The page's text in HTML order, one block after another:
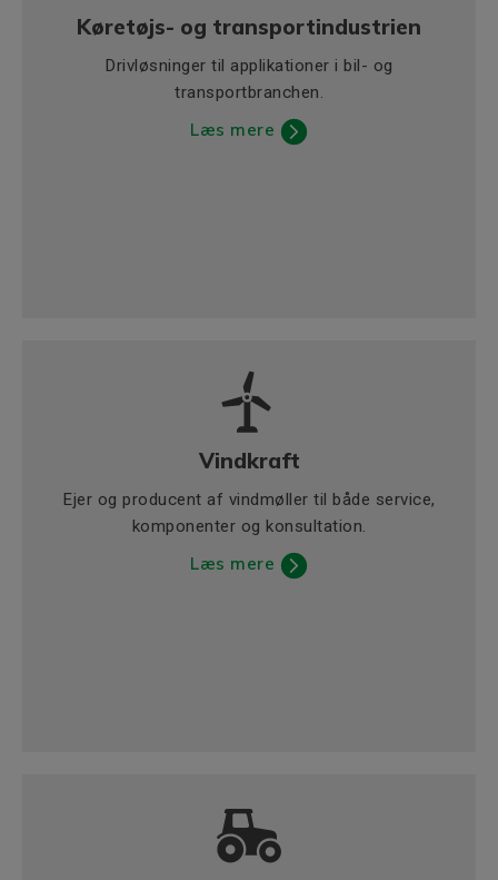
Køretøjs- og transportindustrien
Drivløsninger til applikationer i bil- og
transportbranchen.
Læs mere
Vindkraft
Ejer og producent af vindmøller til både service,
komponenter og konsultation.
Læs mere